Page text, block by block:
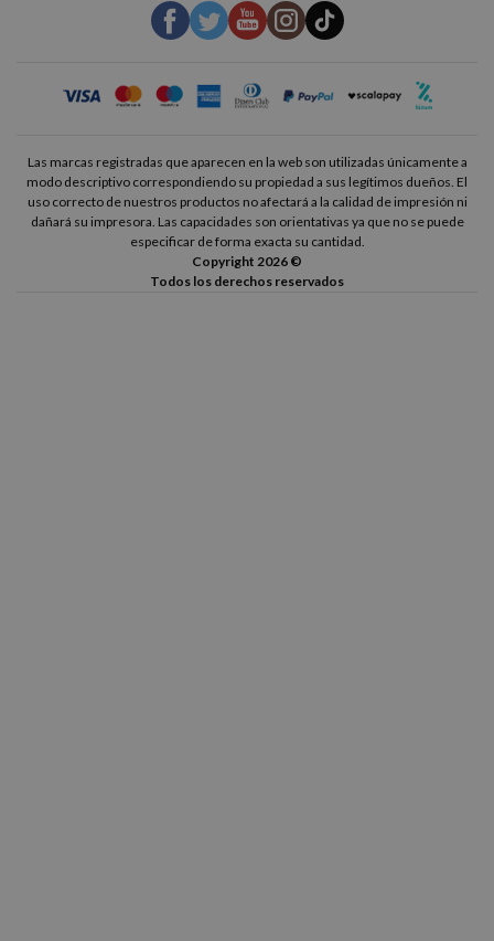
Las marcas registradas que aparecen en la web son utilizadas únicamente a
modo descriptivo correspondiendo su propiedad a sus legítimos dueños. El
uso correcto de nuestros productos no afectará a la calidad de impresión ni
dañará su impresora. Las capacidades son orientativas ya que no se puede
especificar de forma exacta su cantidad.
Copyright 2026 ©
Todos los derechos reservados